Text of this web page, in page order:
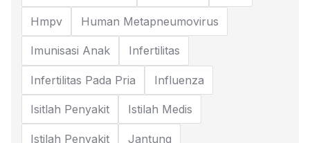
Hmpv Human Metapneumovirus
Imunisasi Anak Infertilitas
Infertilitas Pada Pria Influenza
Isitlah Penyakit Istilah Medis
Istilah Penyakit Jantung